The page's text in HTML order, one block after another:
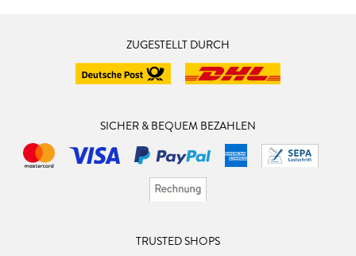
ZUGESTELLT DURCH
SICHER & BEQUEM BEZAHLEN
TRUSTED SHOPS